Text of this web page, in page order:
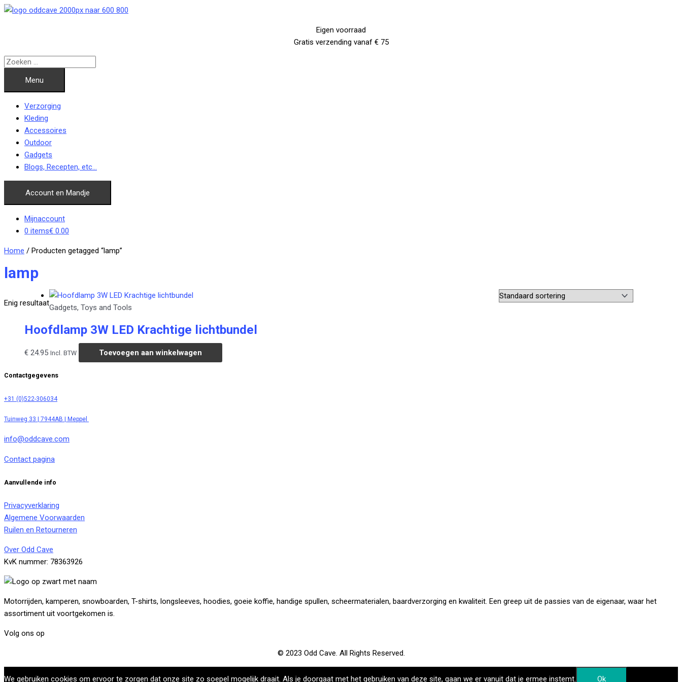
Ga
Eigen voorraad
Gratis verzending vanaf € 75
Menu
Verzorging
Kleding
Accessoires
Outdoor
Gadgets
Blogs, Recepten, etc…
Account en Mandje
Mijnaccount
0 items€ 0.00
Home / Producten getagged “lamp”
lamp
Enig resultaatGadgets, Toys and Tools
Hoofdlamp 3W LED Krachtige lichtbundel
€ 24.95 Incl. BTW Toevoegen aan winkelwagen
Contactgegevens
+31 (0)522-306034
Tuinweg 33 | 7944AB | Meppel
info@oddcave.com
Contact pagina
Aanvullende info
Privacyverklaring
Algemene Voorwaarden
Ruilen en Retourneren
Over Odd Cave
KvK nummer: 78363926
Motorrijden, kamperen, snowboarden, T-shirts, longsleeves, hoodies, goeie koffie, handige spullen, scheermaterialen, baardverzorging en kwaliteit. Een greep uit de passies van de eigenaar, waar het
assortiment uit voortgekomen is.
Volg ons op
© 2023 Odd Cave. All Rights Reserved.
We gebruiken cookies om ervoor te zorgen dat onze site zo soepel mogelijk draait. Als je doorgaat met het gebruiken van deze site, gaan we er vanuit dat je ermee instemt. Ok